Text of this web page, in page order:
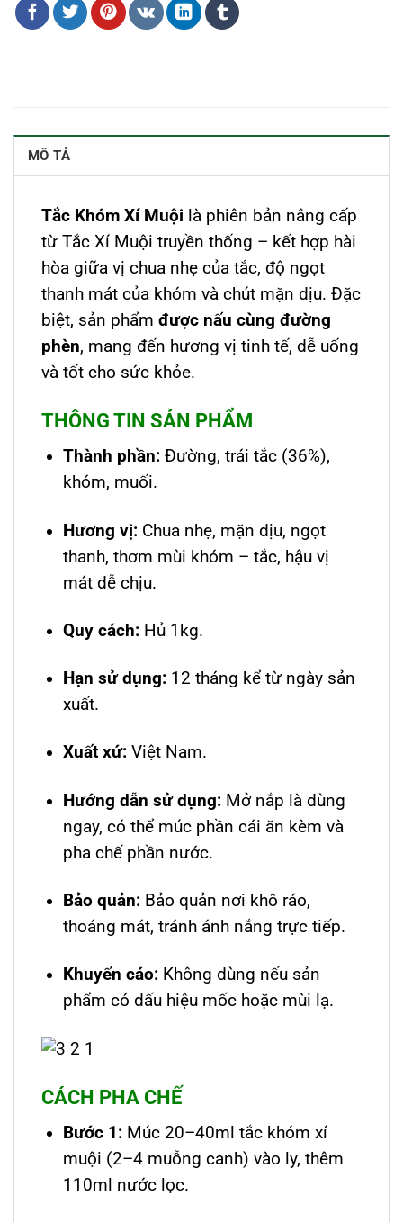
MÔ TẢ
Tắc Khóm Xí Muội là phiên bản nâng cấp
từ Tắc Xí Muội truyền thống – kết hợp hài
hòa giữa vị chua nhẹ của tắc, độ ngọt
thanh mát của khóm và chút mặn dịu. Đặc
biệt, sản phẩm được nấu cùng đường
phèn, mang đến hương vị tinh tế, dễ uống
và tốt cho sức khỏe.
THÔNG TIN SẢN PHẨM
Thành phần: Đường, trái tắc (36%),
khóm, muối.
Hương vị: Chua nhẹ, mặn dịu, ngọt
thanh, thơm mùi khóm – tắc, hậu vị
mát dễ chịu.
Quy cách: Hủ 1kg.
Hạn sử dụng: 12 tháng kể từ ngày sản
xuất.
Xuất xứ: Việt Nam.
Hướng dẫn sử dụng: Mở nắp là dùng
ngay, có thể múc phần cái ăn kèm và
pha chế phần nước.
Bảo quản: Bảo quản nơi khô ráo,
thoáng mát, tránh ánh nắng trực tiếp.
Khuyến cáo: Không dùng nếu sản
phẩm có dấu hiệu mốc hoặc mùi lạ.
CÁCH PHA CHẾ
Bước 1: Múc 20–40ml tắc khóm xí
muội (2–4 muỗng canh) vào ly, thêm
110ml nước lọc.